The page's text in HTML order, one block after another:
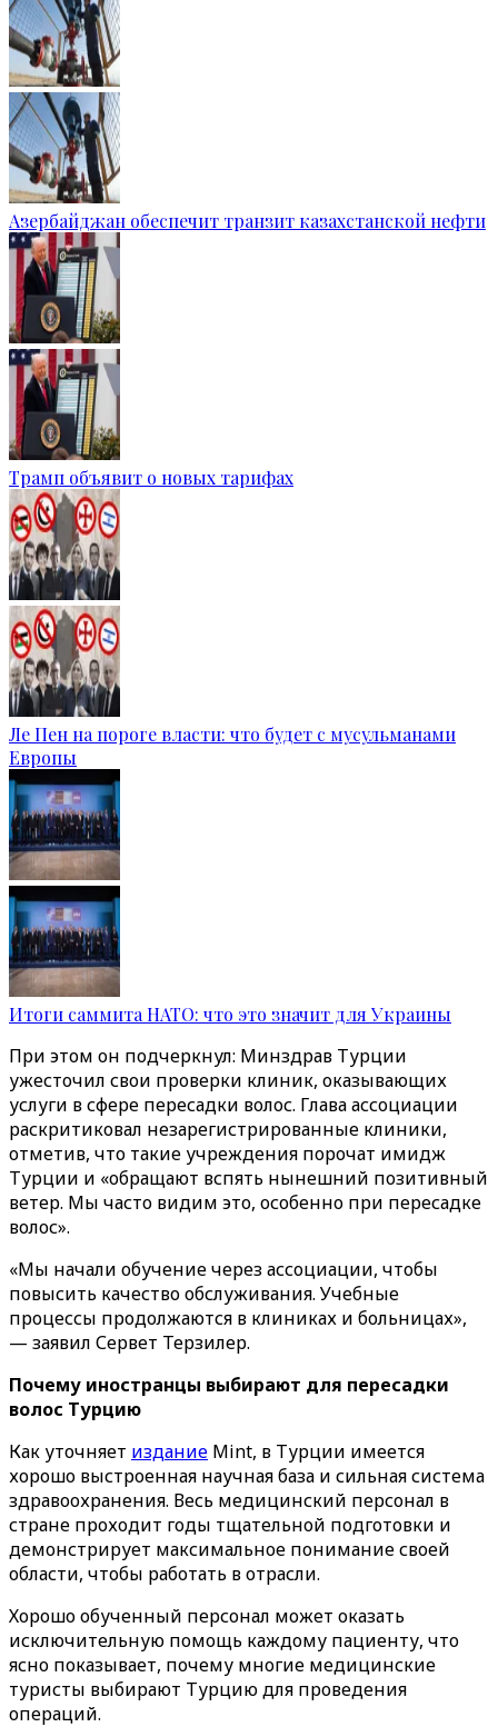
Азербайджан обеспечит транзит казахстанской нефти
Трамп объявит о новых тарифах
Ле Пен на пороге власти: что будет с мусульманами
Европы
Итоги саммита НАТО: что это значит для Украины
При этом он подчеркнул: Минздрав Турции
ужесточил свои проверки клиник, оказывающих
услуги в сфере пересадки волос. Глава ассоциации
раскритиковал незарегистрированные клиники,
отметив, что такие учреждения порочат имидж
Турции и «обращают вспять нынешний позитивный
ветер. Мы часто видим это, особенно при пересадке
волос».
«Мы начали обучение через ассоциации, чтобы
повысить качество обслуживания. Учебные
процессы продолжаются в клиниках и больницах»,
— заявил Сервет Терзилер.
Почему иностранцы выбирают для пересадки
волос Турцию
Как уточняет издание Mint, в Турции имеется
хорошо выстроенная научная база и сильная система
здравоохранения. Весь медицинский персонал в
стране проходит годы тщательной подготовки и
демонстрирует максимальное понимание своей
области, чтобы работать в отрасли.
Хорошо обученный персонал может оказать
исключительную помощь каждому пациенту, что
ясно показывает, почему многие медицинские
туристы выбирают Турцию для проведения
операций.